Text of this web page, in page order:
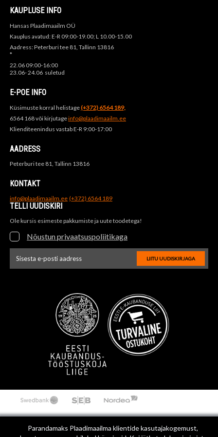
Parandamaks Plaadimaailma klientide kasutajakogemust,
KAUPLUSE INFO
Hansas Plaadimaailm OÜ
Kauplus avatud: E-R 09:00-19.00; L 10.00-15.00
Aadress: Peterburi tee 81, Tallinn 13816
*
22.06 09:00-16:00
23.06- 24.06 suletud
E-POE INFO
Küsimuste korral helistage(+372) 6564 189,
6564 168 või kirjutageinfo@plaadimaailm.ee
Klienditeenindus vastab E-R 9:00-17:00
AADRESS
Peterburi tee 81, Tallinn 13816
KONTAKT
info@plaadimaailm.ee (+372) 6564 189
TELLI UUDISKIRI
Ole kursis esimeste pakkumiste ja uute toodetega!
Nõustun privaatsuspoliitikaga
LIITU UUDISKIRJAGA